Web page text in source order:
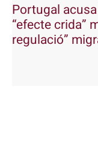
Portugal
“efecte crida”
regulació”